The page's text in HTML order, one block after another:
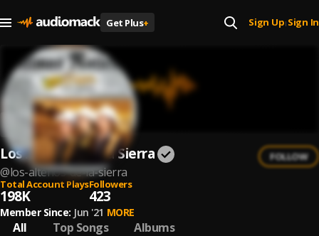
Get Plus+ Sign Up| Sign In
Los Altenos De La Sierra
@los-altenos-de-la-sierra
FOLLOW
Total Account Plays
198K
Followers
423
Member Since: Jun '21 MORE
All Top Songs Albums